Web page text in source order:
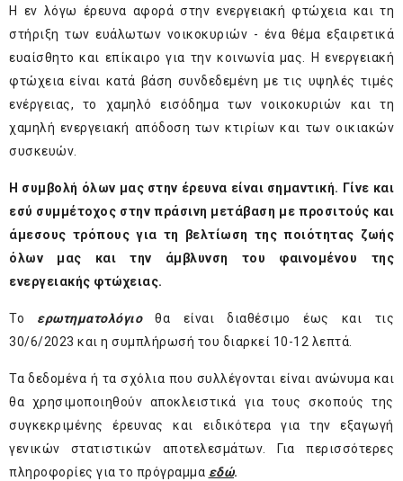
Η εν λόγω έρευνα αφορά στην ενεργειακή φτώχεια και τη
στήριξη των ευάλωτων νοικοκυριών - ένα θέμα εξαιρετικά
ευαίσθητο και επίκαιρο για την κοινωνία μας. Η ενεργειακή
φτώχεια είναι κατά βάση συνδεδεμένη με τις υψηλές τιμές
ενέργειας, το χαμηλό εισόδημα των νοικοκυριών και τη
χαμηλή ενεργειακή απόδοση των κτιρίων και των οικιακών
συσκευών.
Η συμβολή όλων μας στην έρευνα είναι σημαντική. Γίνε και
εσύ συμμέτοχος στην πράσινη μετάβαση με προσιτούς και
άμεσους τρόπους για τη βελτίωση της ποιότητας ζωής
όλων μας και την άμβλυνση του φαινομένου της
ενεργειακής φτώχειας.
Το ερωτηματολόγιοθα είναι διαθέσιμο έως και τις
30/6/2023 και η συμπλήρωσή του διαρκεί 10-12 λεπτά.
Τα δεδομένα ή τα σχόλια που συλλέγονται είναι ανώνυμα και
θα χρησιμοποιηθούν αποκλειστικά για τους σκοπούς της
συγκεκριμένης έρευνας και ειδικότερα για την εξαγωγή
γενικών στατιστικών αποτελεσμάτων. Για περισσότερες
πληροφορίες για το πρόγραμμα εδώ.